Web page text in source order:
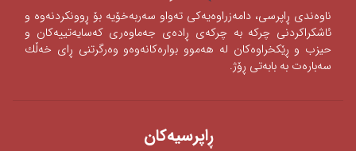
ناوه‌ندی‌ ڕاپرسی‌، دامه‌زراوه‌یه‌كی‌ ته‌واو سه‌ربه‌خۆیه‌ بۆ ڕوونكردنه‌وه‌ و
ئاشكراكردنی‌‌ چركه‌ به‌ چركه‌ی‌ ڕاده‌ی‌ جه‌ماوه‌ری‌ كه‌سایه‌تییه‌كان و
حیزب و ڕێكخراوه‌كان له‌ هه‌موو بواره‌كانه‌وه‌‌‌و وه‌رگرتنی‌ ڕای‌ خه‌ڵك
سه‌باره‌ت به‌ بابه‌تی‌ ڕۆژ.
ڕاپرسیه‌كان